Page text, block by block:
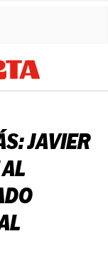
JAVIER